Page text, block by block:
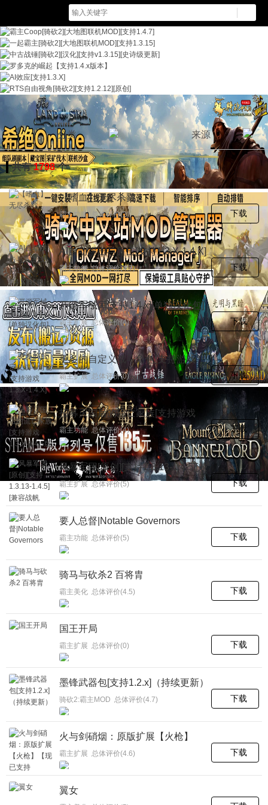
分类 来源
共有1798个
【嗜血】无尽杀戮
霸主功能 总体评价(2) 下载
AI自动踢击与盾击[支持1.3.X-1.4.X]
[转载]
霸主功能 总体评价(4.7) 下载
开源军械库[支持1.4.x][单独汉化包]
霸主扩展 总体评价(4) 下载
更多的自定义战斗角色[支持游戏
1.3.X-1.4.X][原创]
霸主扩展 总体评价(0) 下载
招募灭国后的流亡家族[支持游戏
1.3.X-1.4.5版本][原创]
霸主功能 总体评价(4) 下载
风暴军团[原创][支持1.3.13-1.4.5][兼
容战帆DLC]
霸主扩展 总体评价(5) 下载
要人总督|Notable Governors
霸主功能 总体评价(5) 下载
骑马与砍杀2 百将胄
霸主美化 总体评价(4.5) 下载
国王开局
霸主扩展 总体评价(0) 下载
墨锋武器包[支持1.2.x]（持续更新）
骑砍2:霸主MOD 总体评价(4.7) 下载
火与剑硝烟：原版扩展【火枪】
【现已支持1.4.X】【支持
1.2.9~1.2.12】
霸主扩展 总体评价(4.6) 下载
翼女